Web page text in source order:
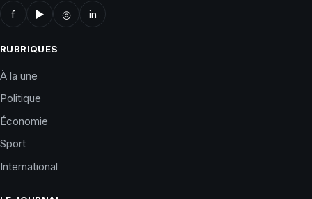
f ▶ ◎ in
RUBRIQUES
À la une
Politique
Économie
Sport
International